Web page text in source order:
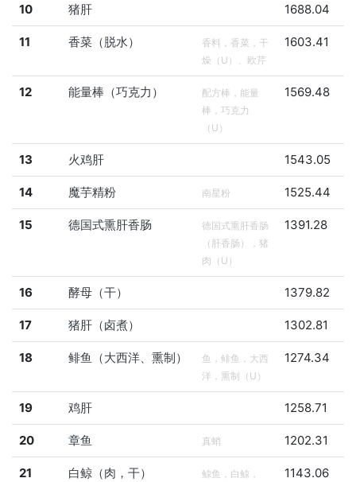
10 猪肝 1688.04
11 香菜（脱水）
香料，香菜，干
燥（U）、欧芹
1603.41
12 能量棒（巧克力）
配方棒，能量
棒，巧克力
（U）
1569.48
13 火鸡肝 1543.05
14 魔芋精粉 南星粉 1525.44
15 德国式熏肝香肠
德国式熏肝香肠
（肝香肠），猪
肉（U）
1391.28
16 酵母（干） 1379.82
17 猪肝（卤煮） 1302.81
18 鲱鱼（大西洋、熏制）
鱼，鲱鱼，大西
洋，熏制（U）
1274.34
19 鸡肝 1258.71
20 章鱼 真蛸 1202.31
21 白鲸（肉，干）
鲸鱼，白鲸，
1143.06